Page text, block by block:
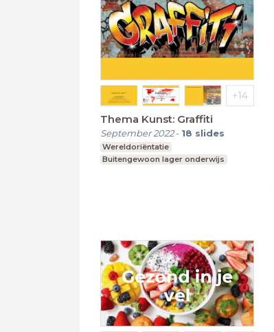
Thema Kunst: Graffiti
September 2022- 18 slides
Wereldoriëntatie
Buitengewoon lager onderwijs